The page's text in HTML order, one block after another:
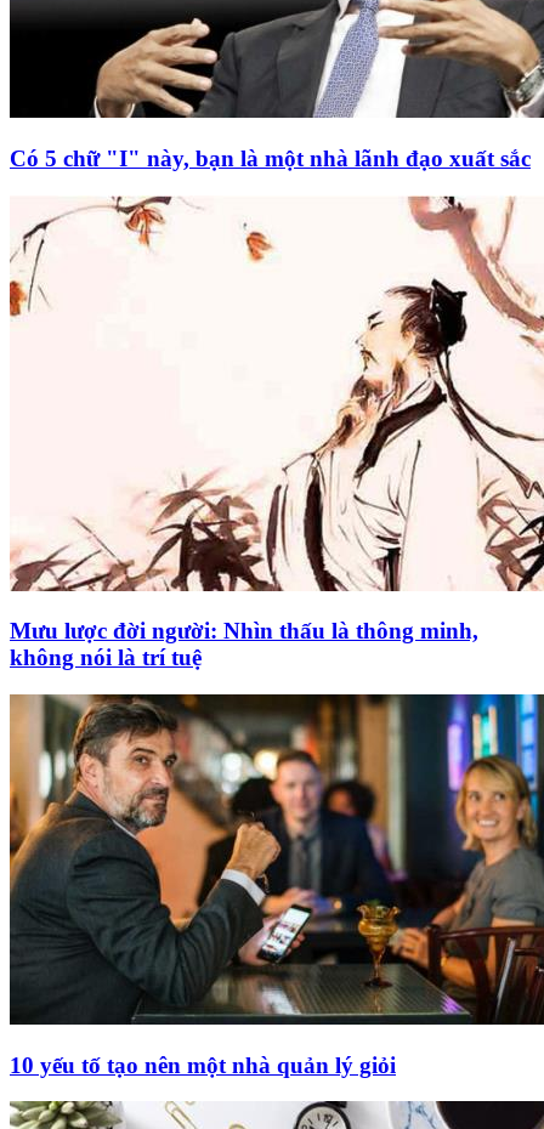
Có 5 chữ "I" này, bạn là một nhà lãnh đạo xuất sắc
Mưu lược đời người: Nhìn thấu là thông minh,
không nói là trí tuệ
10 yếu tố tạo nên một nhà quản lý giỏi